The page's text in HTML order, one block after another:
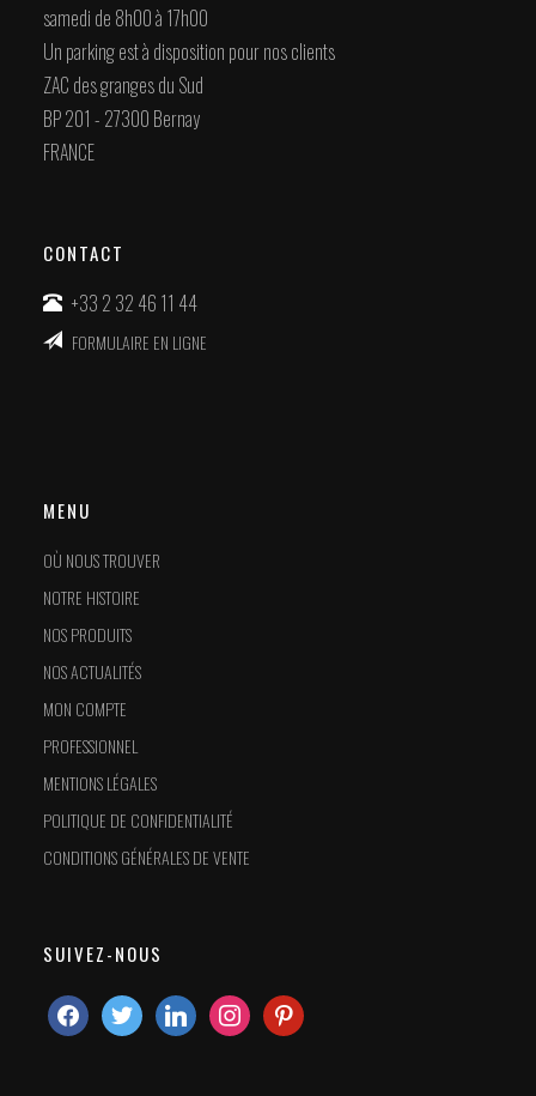
samedi de 8h00 à 17h00
Un parking est à disposition pour nos clients
ZAC des granges du Sud
BP 201 - 27300 Bernay
FRANCE
CONTACT
+33 2 32 46 11 44
FORMULAIRE EN LIGNE
MENU
OÙ NOUS TROUVER
NOTRE HISTOIRE
NOS PRODUITS
NOS ACTUALITÉS
MON COMPTE
PROFESSIONNEL
MENTIONS LÉGALES
POLITIQUE DE CONFIDENTIALITÉ
CONDITIONS GÉNÉRALES DE VENTE
SUIVEZ-NOUS